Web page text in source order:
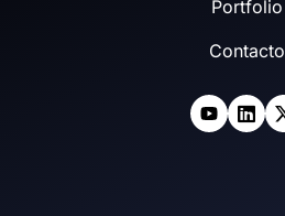
Portfolio
Contacto